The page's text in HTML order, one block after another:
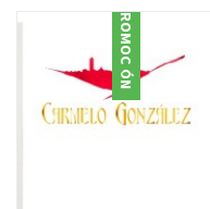
PROMOCIÓN